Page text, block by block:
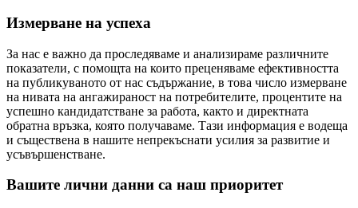
Измерване на успеха
За нас е важно да проследяваме и анализираме различните
показатели, с помощта на които преценяваме ефективността
на публикуваното от нас съдържание, в това число измерване
на нивата на ангажираност на потребителите, процентите на
успешно кандидатстване за работа, както и директната
обратна връзка, която получаваме. Тази информация е водеща
и съществена в нашите непрекъснати усилия за развитие и
усъвършенстване.
Вашите лични данни са наш приоритет